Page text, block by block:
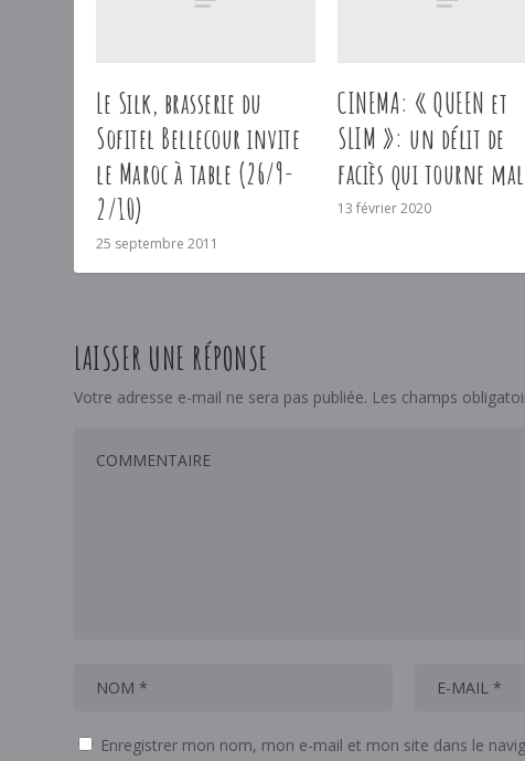
Le Silk, brasserie du
Sofitel Bellecour invite
le Maroc à table (26/9-
2/10)
25 septembre 2011
CINEMA: « QUEEN et
SLIM »: un délit de
faciès qui tourne
13 février 2020
LAISSER UNE RÉPONSE
Votre adresse e-mail ne sera pas publiée. Les champs
Enregistrer mon nom, mon e-mail et mon site dans le